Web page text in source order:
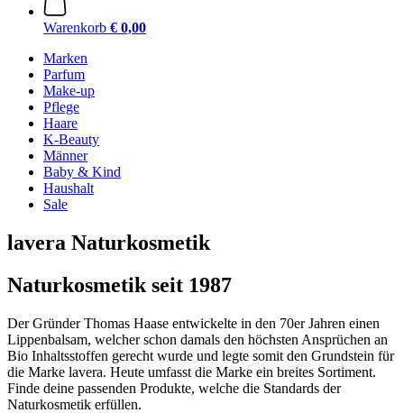
Warenkorb € 0,00
Marken
Parfum
Make-up
Pflege
Haare
K-Beauty
Männer
Baby & Kind
Haushalt
Sale
lavera Naturkosmetik
Naturkosmetik seit 1987
Der Gründer Thomas Haase entwickelte in den 70er Jahren einen
Lippenbalsam, welcher schon damals den höchsten Ansprüchen an
Bio Inhaltsstoffen gerecht wurde und legte somit den Grundstein für
die Marke lavera. Heute umfasst die Marke ein breites Sortiment.
Finde deine passenden Produkte, welche die Standards der
Naturkosmetik erfüllen.